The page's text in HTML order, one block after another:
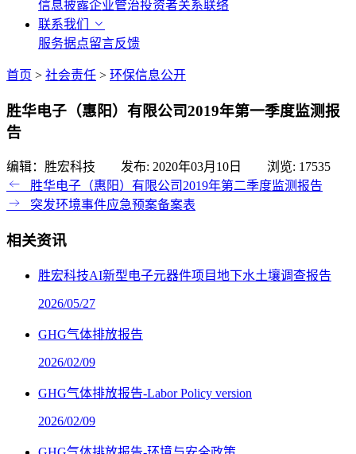
信息披露企业管治投资者关系联络
联系我们
服务据点留言反馈
首页 > 社会责任 > 环保信息公开
胜华电子（惠阳）有限公司2019年第一季度监测报
告
编辑：胜宏科技 发布: 2020年03月10日 浏览: 17535
胜华电子（惠阳）有限公司2019年第二季度监测报告
突发环境事件应急预案备案表
相关资讯
胜宏科技AI新型电子元器件项目地下水土壤调查报告
2026/05/27
GHG气体排放报告
2026/02/09
GHG气体排放报告-Labor Policy version
2026/02/09